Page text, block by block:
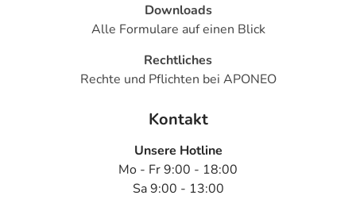
Downloads
Alle Formulare auf einen Blick
Rechtliches
Rechte und Pflichten bei APONEO
Kontakt
Unsere Hotline
Mo - Fr 9:00 - 18:00
Sa 9:00 - 13:00